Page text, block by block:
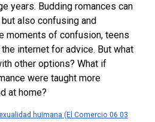
years. Budding romances can
also confusing and
moments of confusion, teens
internet for advice. But what
other options? What if
were taught more
at home?
huimana (El Comercio 06 03